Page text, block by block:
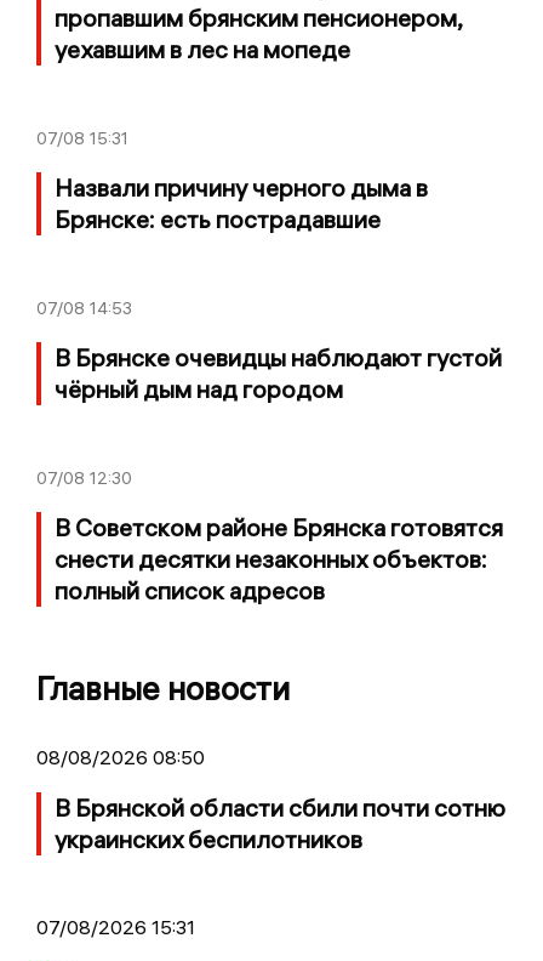
пропавшим брянским пенсионером,
уехавшим в лес на мопеде
07/08 15:31
Назвали причину черного дыма в
Брянске: есть пострадавшие
07/08 14:53
В Брянске очевидцы наблюдают густой
чёрный дым над городом
07/08 12:30
В Советском районе Брянска готовятся
снести десятки незаконных объектов:
полный список адресов
Главные новости
08/08/2026 08:50
В Брянской области сбили почти сотню
украинских беспилотников
07/08/2026 15:31